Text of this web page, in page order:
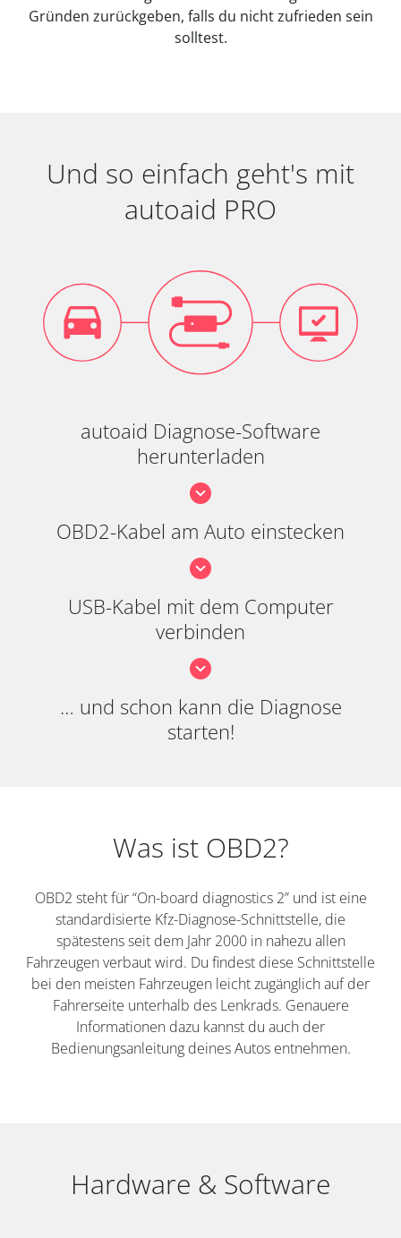
Gründen zurückgeben, falls du nicht zufrieden sein
solltest.
Und so einfach geht's mit
autoaid PRO
autoaid Diagnose-Software
herunterladen
OBD2-Kabel am Auto einstecken
USB-Kabel mit dem Computer
verbinden
… und schon kann die Diagnose
starten!
Was ist OBD2?
OBD2 steht für “On-board diagnostics 2” und ist eine
standardisierte Kfz-Diagnose-Schnittstelle, die
spätestens seit dem Jahr 2000 in nahezu allen
Fahrzeugen verbaut wird. Du findest diese Schnittstelle
bei den meisten Fahrzeugen leicht zugänglich auf der
Fahrerseite unterhalb des Lenkrads. Genauere
Informationen dazu kannst du auch der
Bedienungsanleitung deines Autos entnehmen.
Hardware & Software